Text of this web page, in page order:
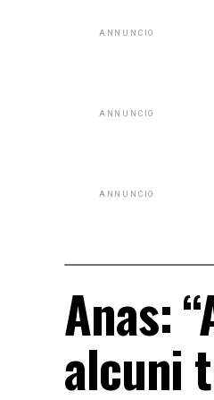
ANNUNCIO
ANNUNCIO
ANNUNCIO
Anas:
alcuni